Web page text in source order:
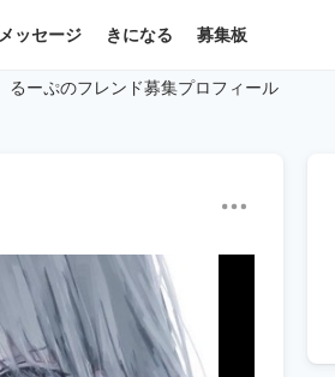
メッセージ きになる 募集板
るーぷのフレンド募集プロフィール